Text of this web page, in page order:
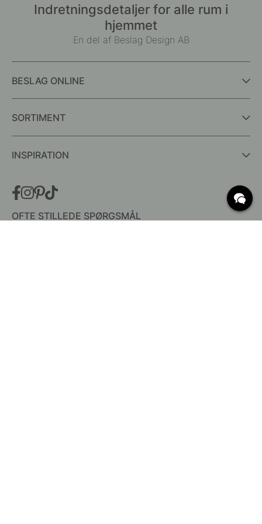
Indretningsdetaljer for alle rum i
hjemmet
En del af Beslag Design AB
BESLAG ONLINE
SORTIMENT
INSPIRATION
OFTE STILLEDE SPØRGSMÅL